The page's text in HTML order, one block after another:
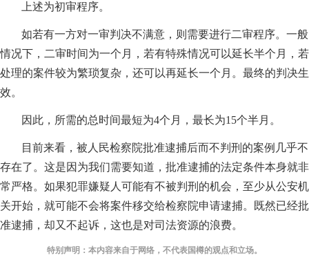
上述为初审程序。
如若有一方对一审判决不满意，则需要进行二审程序。一般
情况下，二审时间为一个月，若有特殊情况可以延长半个月，若
处理的案件较为繁琐复杂，还可以再延长一个月。最终的判决生
效。
因此，所需的总时间最短为4个月，最长为15个半月。
目前来看，被人民检察院批准逮捕后而不判刑的案例几乎不
存在了。这是因为我们需要知道，批准逮捕的法定条件本身就非
常严格。如果犯罪嫌疑人可能有不被判刑的机会，至少从公安机
关开始，就可能不会将案件移交给检察院申请逮捕。既然已经批
准逮捕，却又不起诉，这也是对司法资源的浪费。
特别声明：本内容来自于网络，不代表国樽的观点和立场。